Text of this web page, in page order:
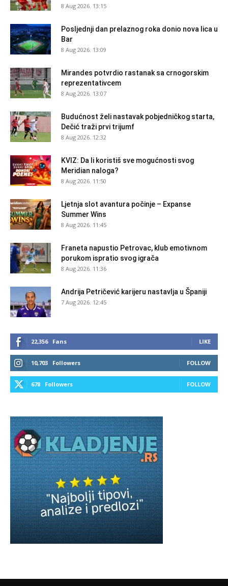
8 Aug 2026. 13:15
Posljednji dan prelaznog roka donio nova lica u
Bar
8 Aug 2026. 13:09
Mirandes potvrdio rastanak sa crnogorskim
reprezentativcem
8 Aug 2026. 13:07
Budućnost želi nastavak pobjedničkog starta,
Dečić traži prvi trijumf
8 Aug 2026. 12:32
KVIZ: Da li koristiš sve mogućnosti svog
Meridian naloga?
8 Aug 2026. 11:50
Ljetnja slot avantura počinje – Expanse
Summer Wins
8 Aug 2026. 11:45
Franeta napustio Petrovac, klub emotivnom
porukom ispratio svog igrača
8 Aug 2026. 11:36
Andrija Petričević karijeru nastavlja u Španiji
7 Aug 2026. 12:45
22,356 Fans LIKE
10,703 Followers FOLLOW
678 Followers FOLLOW